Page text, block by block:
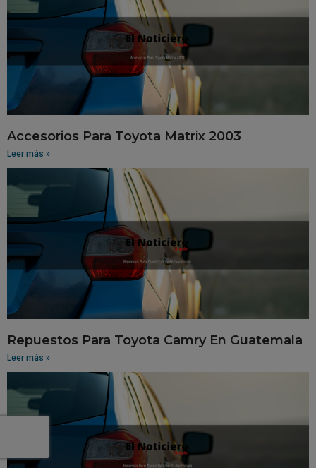
Accesorios Para Toyota Matrix 2003
Leer más »
Repuestos Para Toyota Camry En Guatemala
Leer más »